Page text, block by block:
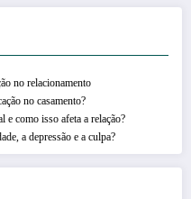
no relacionamento
no casamento?
e como isso afeta a relação?
a depressão e a culpa?